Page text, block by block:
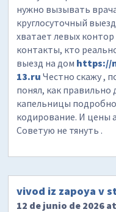
нужно вызывать
круглосуточный
хватает левых
контакты, кто
выезд на дом https://
13.ru Честно скажу ,
понял, как правильно
капельницы
кодирование. И цены
Советую не тянуть .
vivod iz zapoya v
12 de junio de 2026